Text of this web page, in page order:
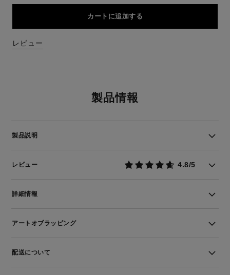
カートに追加する
レビュー
製品情報
製品説明
レビュー 4.8/5
詳細情報
アートオブラッピング
配送について